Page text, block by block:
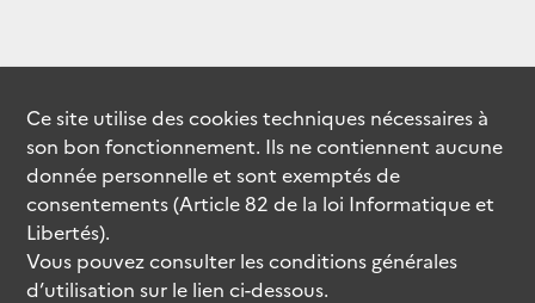
Ce site utilise descookiestechniques nécessaires à
son bon fonctionnement. Ils ne contiennent aucune
donnée personnelle et sont exemptés de
consentements (Article 82 de la loi Informatique et
Libertés).
Vous pouvez consulter les conditions générales
d’utilisation sur le lien ci-dessous.